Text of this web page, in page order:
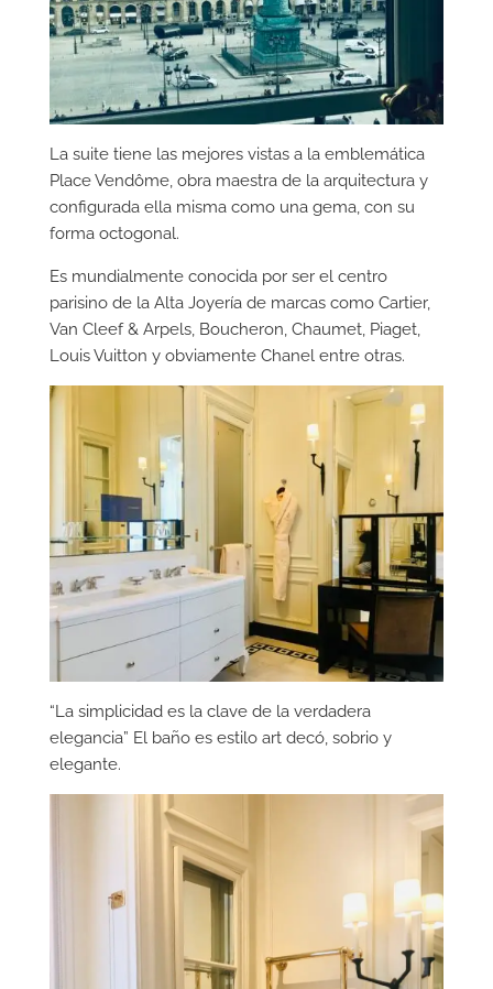
La suite tiene las mejores vistas a la emblemática
Place Vendôme, obra maestra de la arquitectura y
configurada ella misma como una gema, con su
forma octogonal.
Es mundialmente conocida por ser el centro
parisino de la Alta Joyería de marcas como Cartier,
Van Cleef & Arpels, Boucheron, Chaumet, Piaget,
Louis Vuitton y obviamente Chanel entre otras.
“La simplicidad es la clave de la verdadera
elegancia” El baño es estilo art decó, sobrio y
elegante.